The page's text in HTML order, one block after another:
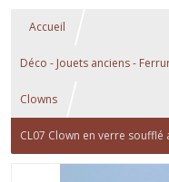
Accueil
Déco - Jouets anciens -
Clowns
CL07 Clown en verre